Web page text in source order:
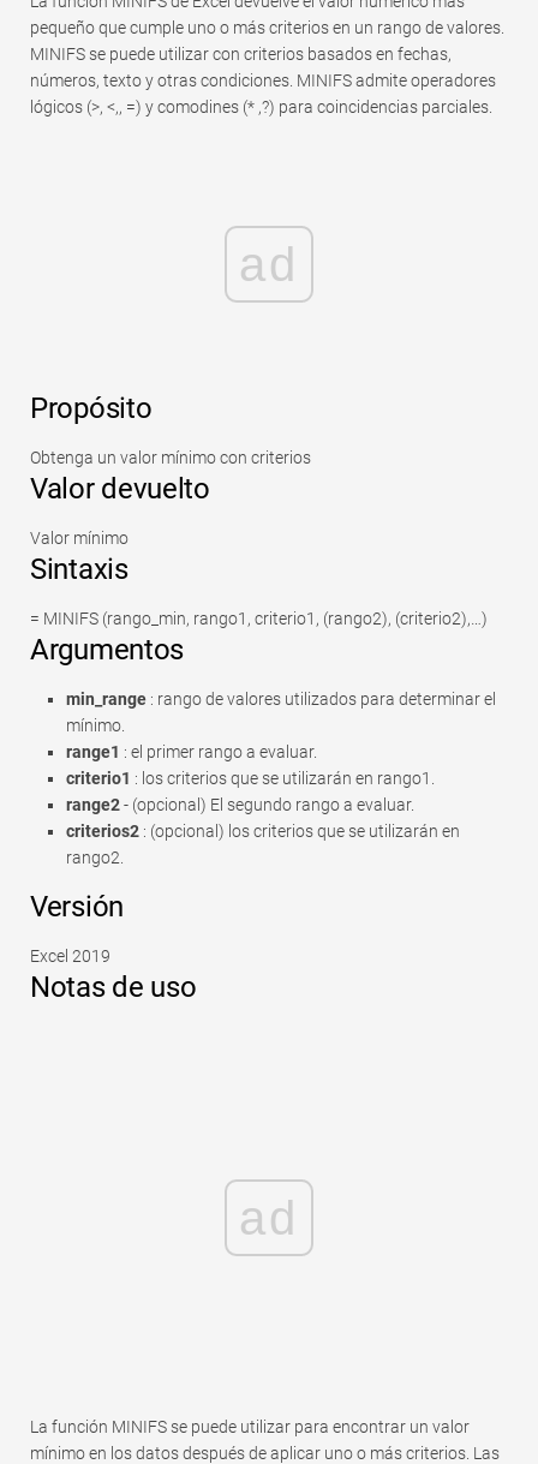
Tabla dinámica
TechTV
Rápido
pequeño que cumple uno o más criterios en un rango de valores.
MINIFS se puede utilizar con criterios basados ​​en fechas,
números, texto y otras condiciones. MINIFS admite operadores
lógicos (>, <,, =) y comodines (* ,?) para coincidencias parciales.
ad
Propósito
Obtenga un valor mínimo con criterios
Valor devuelto
Valor mínimo
Sintaxis
= MINIFS (rango_min, rango1, criterio1, (rango2), (criterio2),…)
Argumentos
min_range : rango de valores utilizados para determinar el
mínimo.
range1 : el primer rango a evaluar.
criterio1 : los criterios que se utilizarán en rango1.
range2- (opcional) El segundo rango a evaluar.
criterios2 : (opcional) los criterios que se utilizarán en
rango2.
Versión
Excel 2019
Notas de uso
ad
La función MINIFS se puede utilizar para encontrar un valor
mínimo en los datos después de aplicar uno o más criterios. Las